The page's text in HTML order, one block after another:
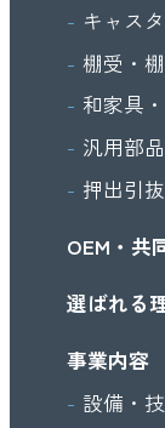
キャス
棚受・
和家具
汎用部品
押出引
OEM・共
選ばれる
事業内容
設備・